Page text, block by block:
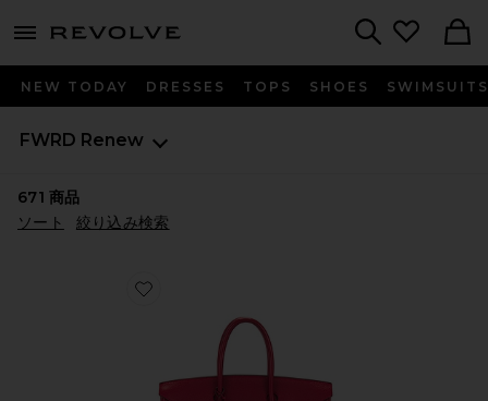
menu - shows more content
NEW TODAY DRESSES TOPS SHOES SWIMSUITS
FWRD Renew
671 商品
ソート
絞り込み検索
Favorite HERMES ハンドバッグ